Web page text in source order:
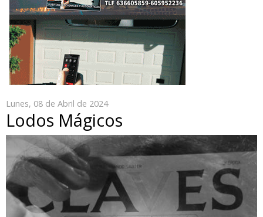
Lunes, 08 de Abril de 2024
Lodos Mágicos